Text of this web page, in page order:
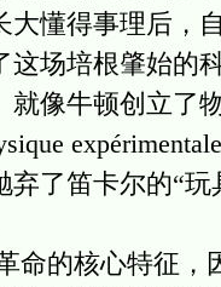
懂得事理后，
场培根肇始的
像牛顿创立了
了笛卡尔的“
的核心特征，